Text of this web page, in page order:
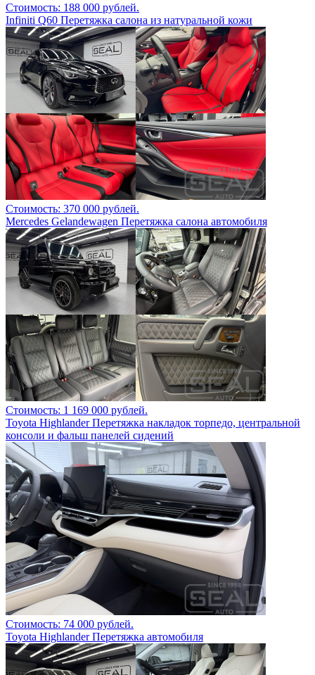
Стоимость: 188 000 рублей.
Infiniti Q60 Перетяжка салона из натуральной кожи
Стоимость: 370 000 рублей.
Mercedes Gelandewagen Перетяжка салона автомобиля
Стоимость: 1 169 000 рублей.
Toyota Highlander Перетяжка накладок торпедо, центральной
консоли и фальш панелей сидений
Стоимость: 74 000 рублей.
Toyota Highlander Перетяжка автомобиля